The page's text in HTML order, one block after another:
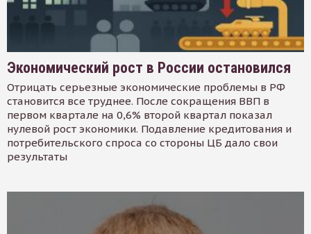
Экономический рост в России остановился
Отрицать серьезные экономические проблемы в РФ
становится все труднее. После сокращения ВВП в
первом квартале на 0,6% второй квартал показал
нулевой рост экономики. Подавление кредитования и
потребительского спроса со стороны ЦБ дало свои
результаты